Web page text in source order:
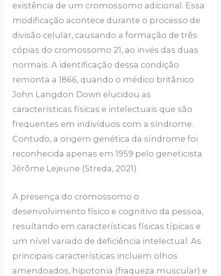
existência de um cromossomo adicional. Essa
modificação acontece durante o processo de
divisão celular, causando a formação de três
cópias do cromossomo 21, ao invés das duas
normais. A identificação dessa condição
remonta a 1866, quando o médico britânico
John Langdon Down elucidou as
características físicas e intelectuais que são
frequentes em indivíduos com a síndrome.
Contudo, a origem genética da síndrome foi
reconhecida apenas em 1959 pelo geneticista
Jérôme Lejeune (Streda, 2021).
A presença do cromossomo o
desenvolvimento físico e cognitivo da pessoa,
resultando em características físicas típicas e
um nível variado de deficiência intelectual. As
principais características incluem olhos
amendoados, hipotonia (fraqueza muscular) e